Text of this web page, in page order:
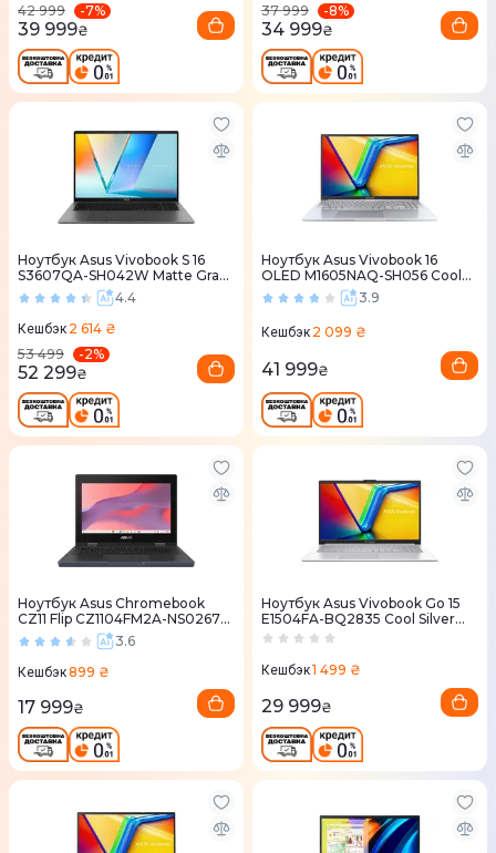
42 999
-7%
39 999₴
37 999
-8%
34 999₴
Ноутбук Asus Vivobook S 16
S3607QA-SH042W Matte Gray
(90NB16C2-M002X0)
4.4
Кешбэк 2 614 ₴
53 499
-2%
52 299₴
Ноутбук Asus Vivobook 16
OLED M1605NAQ-SH056 Cool
Silver (90NB1832-M00200)
3.9
Кешбэк 2 099 ₴
41 999₴
Ноутбук Asus Chromebook
CZ11 Flip CZ1104FM2A-NS0267
Mineral Grey (90NX07V1-
M00900)
3.6
Кешбэк899 ₴
17 999₴
Ноутбук Asus Vivobook Go 15
E1504FA-BQ2835 Cool Silver
(90NB0ZR1-M04KB0)
Кешбэк1 499 ₴
29 999₴